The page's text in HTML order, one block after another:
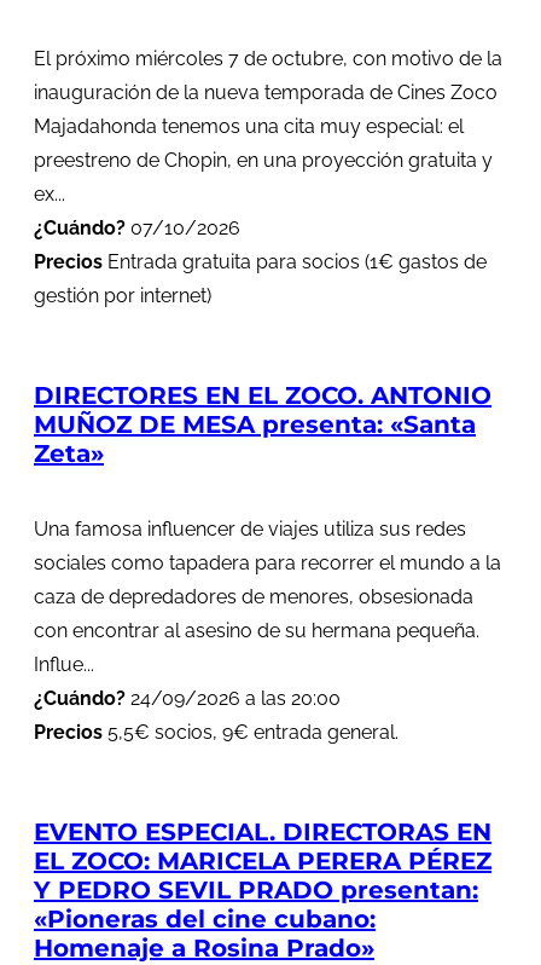
El próximo miércoles 7 de octubre, con motivo de la
inauguración de la nueva temporada de Cines Zoco
Majadahonda tenemos una cita muy especial: el
preestreno de Chopin, en una proyección gratuita y
ex...
¿Cuándo? 07/10/2026
Precios Entrada gratuita para socios (1€ gastos de
gestión por internet)
DIRECTORES EN EL ZOCO. ANTONIO
MUÑOZ DE MESA presenta: «Santa
Zeta»
Una famosa influencer de viajes utiliza sus redes
sociales como tapadera para recorrer el mundo a la
caza de depredadores de menores, obsesionada
con encontrar al asesino de su hermana pequeña.
Influe...
¿Cuándo? 24/09/2026 a las 20:00
Precios 5,5€ socios, 9€ entrada general.
EVENTO ESPECIAL. DIRECTORAS EN
EL ZOCO: MARICELA PERERA PÉREZ
Y PEDRO SEVIL PRADO presentan:
«Pioneras del cine cubano:
Homenaje a Rosina Prado»